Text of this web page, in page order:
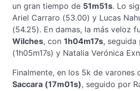
un gran tiempo de 51m51s. Lo
Ariel Carraro (53.00) y Lucas
(54.25). En damas, la más veloz
Wilches, con 1h04m17s, seguida
(1h05m17s) y Natalia Verónica
Finalmente, en los 5k de varones
Saccara (17m01s), seguido por